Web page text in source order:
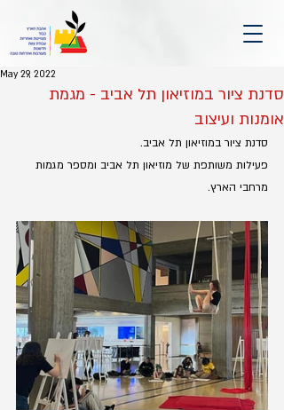
סדנת ציור במוזיאון תל אביב - מגמת
אומנות ועיצוב
May 29, 2022
סדנת ציור במוזיאון תל אביב.
פעילות משותפת של מוזיאון תל אביב ומספר מגמות
מרחבי הארץ.